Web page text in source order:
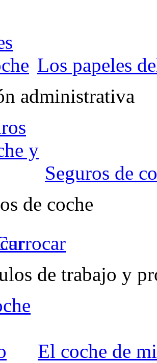
Los papeles
administrativa
Seguros de
de coche
de trabajo y
El coche de